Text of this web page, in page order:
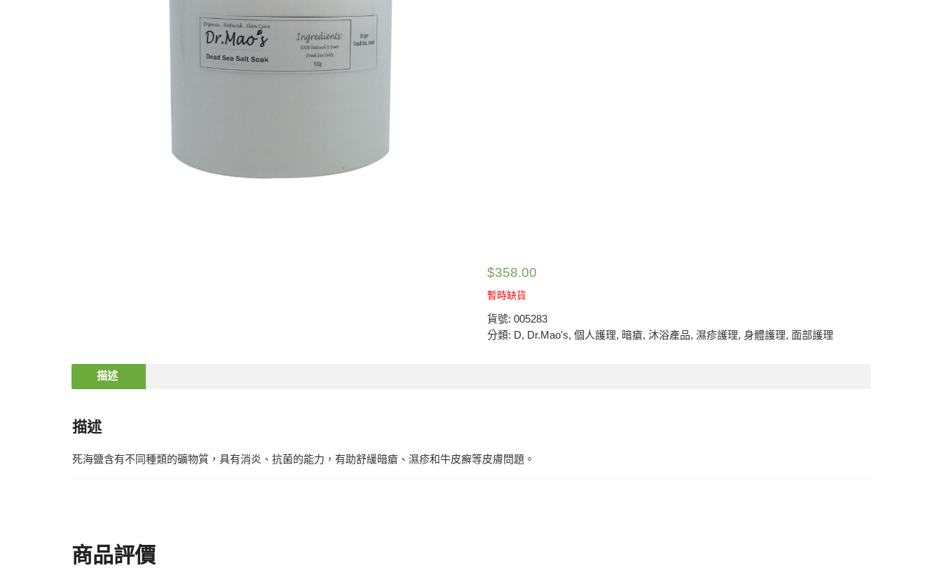
$358.00
暫時缺貨
貨號: 005283
分類: D, Dr.Mao's, 個人護理, 暗瘡, 沐浴產品, 濕疹護理, 身體護理, 面部護理
描述
描述
死海鹽含有不同種類的礦物質，具有消炎、抗菌的能力，有助舒緩暗瘡、濕疹和牛皮癬等皮膚問題。
商品評價